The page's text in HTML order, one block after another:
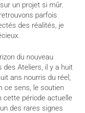
un projet si mûr.
parfois
des réalités, je
du nouveau
Ateliers, il y a huit
ans nourris du réel,
ce sens, le soutien
cette période actuelle
des rares signes